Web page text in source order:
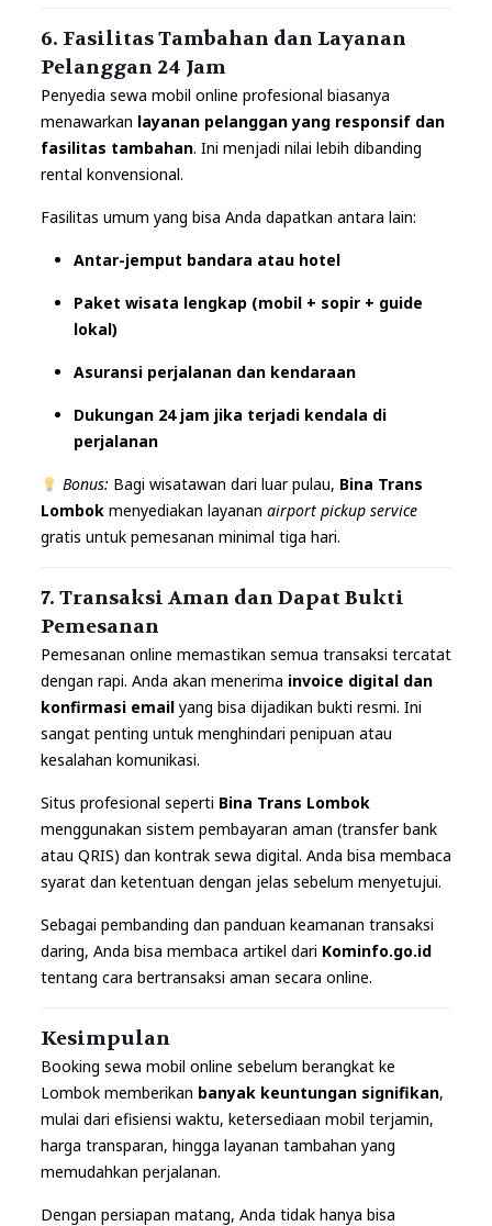
6. Fasilitas Tambahan dan Layanan
Pelanggan 24 Jam
Penyedia sewa mobil online profesional biasanya
menawarkan layanan pelanggan yang responsif dan
fasilitas tambahan. Ini menjadi nilai lebih dibanding
rental konvensional.
Fasilitas umum yang bisa Anda dapatkan antara lain:
Antar-jemput bandara atau hotel
Paket wisata lengkap (mobil + sopir + guide
lokal)
Asuransi perjalanan dan kendaraan
Dukungan 24 jam jika terjadi kendala di
perjalanan
Bonus: Bagi wisatawan dari luar pulau, Bina Trans
Lombokmenyediakan layanan airport pickup service
gratis untuk pemesanan minimal tiga hari.
7. Transaksi Aman dan Dapat Bukti
Pemesanan
Pemesanan online memastikan semua transaksi tercatat
dengan rapi. Anda akan menerima invoice digital dan
konfirmasi emailyang bisa dijadikan bukti resmi. Ini
sangat penting untuk menghindari penipuan atau
kesalahan komunikasi.
Situs profesional seperti Bina Trans Lombok
menggunakan sistem pembayaran aman (transfer bank
atau QRIS) dan kontrak sewa digital. Anda bisa membaca
syarat dan ketentuan dengan jelas sebelum menyetujui.
Sebagai pembanding dan panduan keamanan transaksi
daring, Anda bisa membaca artikel dari Kominfo.go.id
tentang cara bertransaksi aman secara online.
Kesimpulan
Booking sewa mobil online sebelum berangkat ke
Lombok memberikan banyak keuntungan signifikan,
mulai dari efisiensi waktu, ketersediaan mobil terjamin,
harga transparan, hingga layanan tambahan yang
memudahkan perjalanan.
Dengan persiapan matang, Anda tidak hanya bisa